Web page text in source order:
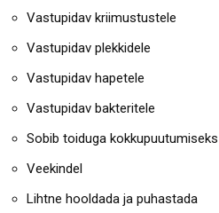
Vastupidav kriimustustele
Vastupidav plekkidele
Vastupidav hapetele
Vastupidav bakteritele
Sobib toiduga kokkupuutumiseks
Veekindel
Lihtne hooldada ja puhastada